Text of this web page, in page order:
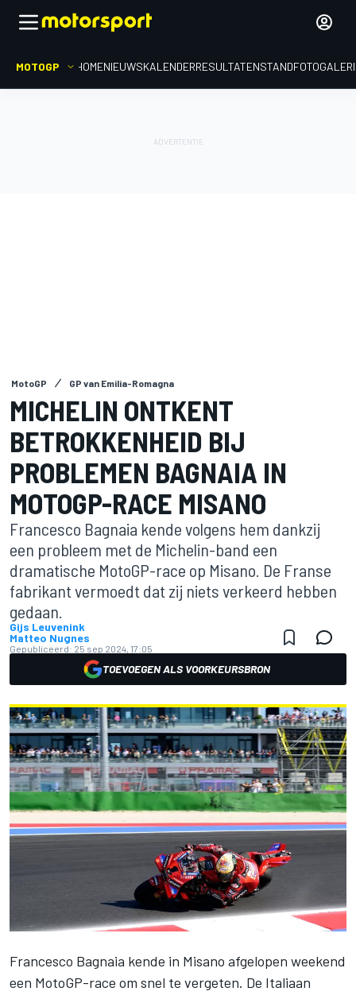
MOTOGP HOMENIEUWSKALENDERRESULTATENSTAND
MotoGP GP van Emilia-Romagna
MICHELIN ONTKENT
BETROKKENHEID BIJ
PROBLEMEN BAGNAIA IN
MOTOGP-RACE MISANO
Francesco Bagnaia kende volgens hem dankzij
een probleem met de Michelin-band een
dramatische MotoGP-race op Misano. De Franse
fabrikant vermoedt dat zij niets verkeerd hebben
gedaan.
Gijs Leuvenink
Matteo Nugnes
Gepubliceerd: 25 sep 2024, 17:05
TOEVOEGEN ALS VOORKEURSBRON
Francesco Bagnaia kende in Misano afgelopen weekend
een MotoGP-race om snel te vergeten. De Italiaan